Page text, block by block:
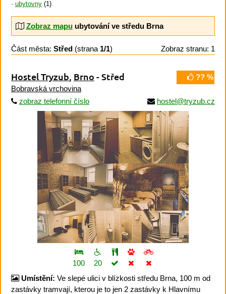
ubytovny(1)
Zobraz mapuubytování ve středu Brna
Část města: Střed (strana 1/1) Zobraz stranu: 1
?? %
Hostel Tryzub, Brno - Střed
Bobravská vrchovina
zobraz telefonní číslo
hostel@tryzub.cz
100
20
Umístění: Ve slepé ulici v blízkosti středu Brna, 100 m od
zastávky tramvají, kterou je to jen 2 zastávky k Hlavnímu